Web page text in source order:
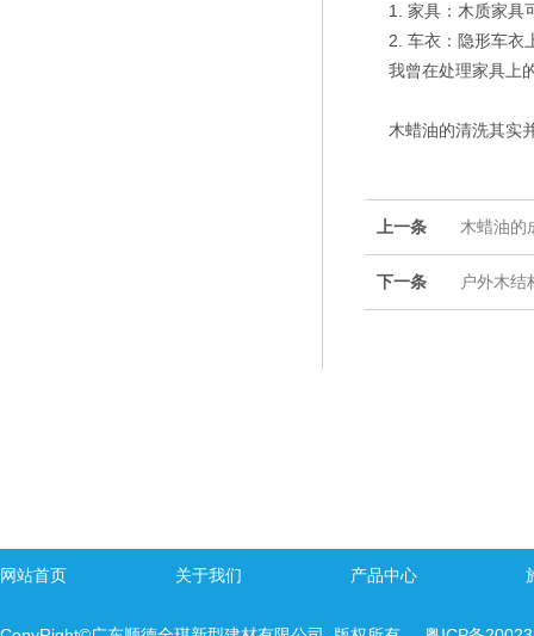
1. 家具：木质家具
2. 车衣：隐形车衣
我曾在处理家具上
木蜡油的清洗其实
上一条 木蜡油的
下一条 户外木结
网站首页 关于我们 产品中心